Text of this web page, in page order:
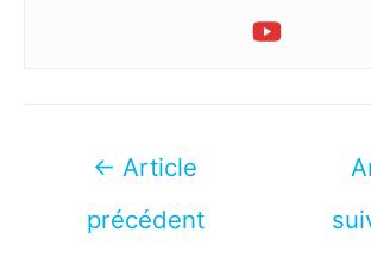
Navigation
l’article
← Article
précédent